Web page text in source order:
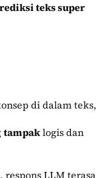
teks super
di dalam teks,
tampaklogis dan
respons LLM terasa